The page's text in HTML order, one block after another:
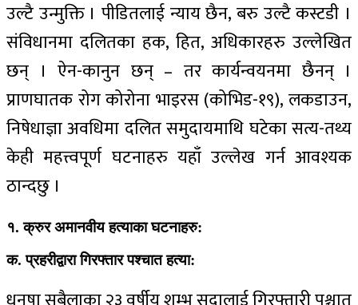
उल्टै उन्मुक्ति । पीडितलाई न्याय छैन, बरु उल्टै कस्टडी ।
संविधानमा दलितका हक, हित, अधिकारहरु उल्लेखित
छन् । ऐन-कानुन छन् – तर कार्यन्वयनमा छैनन् ।
प्राणघातक रोग कोरोना भाइरस (कोभिड-१९), लकडाउन,
निषेधाज्ञा अवधिमा दलित समुदायमाथि घटेका सत्य-तथ्य
केही महत्त्वपूर्ण घटनाहरु यहाँ उल्लेख गर्न आवश्यक
ठान्दछु ।
१. क्रुर अमानवीय हत्याका घटनाहरु:
क. प्रहरीद्वारा गिरफ्तार पश्चात हत्या: